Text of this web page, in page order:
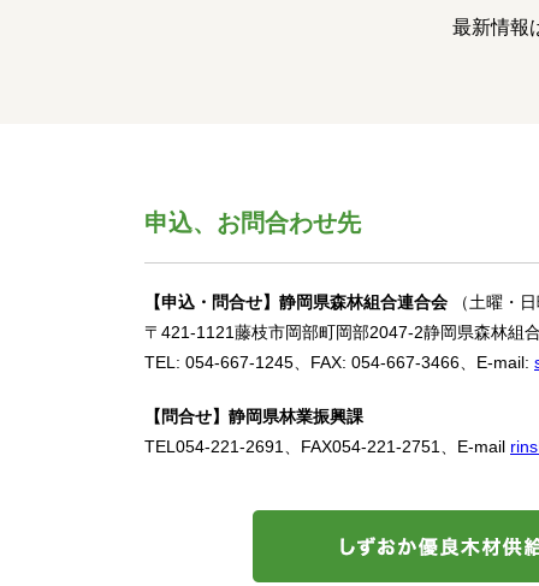
最新情報
申込、お問合わせ先
【申込・問合せ】静岡県森林組合連合会
（土曜・
〒421-1121藤枝市岡部町岡部2047-2静岡県森林組
TEL: 054-667-1245、FAX: 054-667-3466、E-mail:
【問合せ】静岡県林業振興課
TEL054-221-2691、FAX054-221-2751、E-mail